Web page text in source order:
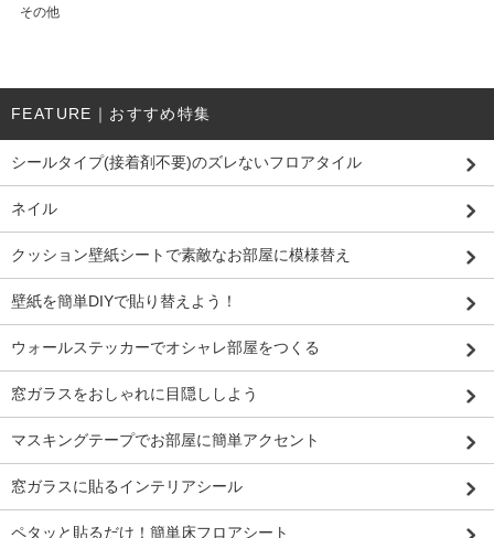
その他
FEATURE｜おすすめ特集
シールタイプ(接着剤不要)のズレないフロアタイル
ネイル
クッション壁紙シートで素敵なお部屋に模様替え
壁紙を簡単DIYで貼り替えよう！
ウォールステッカーでオシャレ部屋をつくる
窓ガラスをおしゃれに目隠ししよう
マスキングテープでお部屋に簡単アクセント
窓ガラスに貼るインテリアシール
ペタッと貼るだけ！簡単床フロアシート